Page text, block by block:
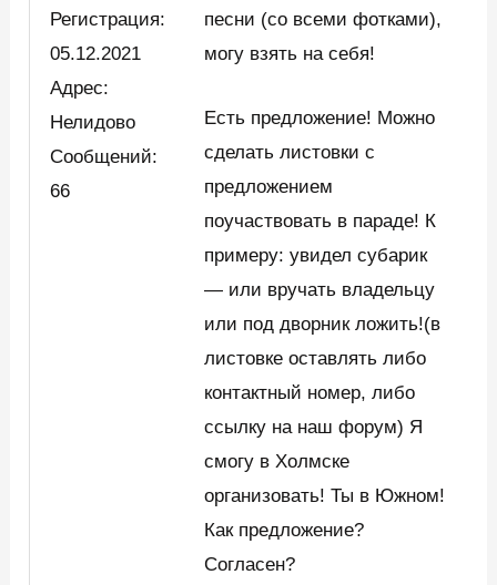
Регистрация:
05.12.2021
Адрес:
Нелидово
Сообщений:
66
песни (со всеми фотками),
могу взять на себя!
Есть предложение! Можно
сделать листовки с
предложением
поучаствовать в параде! К
примеру: увидел субарик
— или вручать владельцу
или под дворник ложить!(в
листовке оставлять либо
контактный номер, либо
ссылку на наш форум) Я
смогу в Холмске
организовать! Ты в Южном!
Как предложение?
Согласен?